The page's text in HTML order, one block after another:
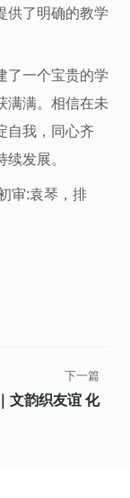
供了明确的教学
一个宝贵的学
满满。相信在未
自我，同心齐
发展。
审:袁琴，排
下一篇
文韵织友谊 化